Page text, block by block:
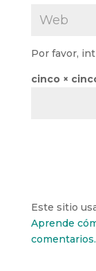
Por favor,
cinco ×
Este sitio
Aprende
comentarios.